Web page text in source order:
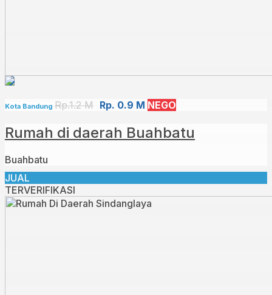
Kota Bandung Rp.1.2 M Rp. 0.9 M NEGO
Rumah di daerah Buahbatu
Buahbatu
JUAL
TERVERIFIKASI